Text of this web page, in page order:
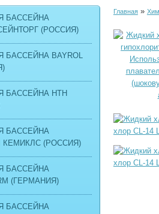
БАССЕЙНА
(РОССИЯ)
БАССЕЙНА BAYROL
БАССЕЙНА HTH
БАССЕЙНА
КЕМИКЛС (РОССИЯ)
БАССЕЙНА
(ГЕРМАНИЯ)
БАССЕЙНА
Главная»